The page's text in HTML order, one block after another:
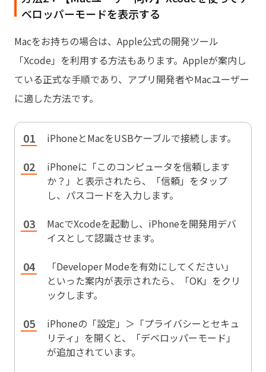
ベロッパーモードを表示する
Macをお持ちの場合は、Apple公式の開発ツール
「Xcode」を利用する方法もあります。Appleが案内し
ている正式な手順であり、アプリ開発者やMacユーザー
に適した方法です。
iPhoneとMacをUSBケーブルで接続します。
iPhoneに「このコンピュータを信頼します
か？」と表示されたら、「信頼」をタップ
し、パスコードを入力します。
MacでXcodeを起動し、iPhoneを開発用デバ
イスとして認識させます。
「Developer Modeを有効にしてください」
といった案内が表示されたら、「OK」をクリ
ックします。
iPhoneの「設定」＞「プライバシーとセキュ
リティ」を開くと、「デベロッパーモード」
が追加されています。